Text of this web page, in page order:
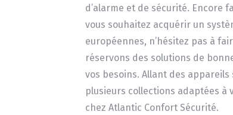
d’alarme et de sécurité. Encore
vous souhaitez acquérir un
européennes, n’hésitez pas à
réservons des solutions de
vos besoins. Allant des
plusieurs collections adaptées à
chez Atlantic Confort Sécurité.